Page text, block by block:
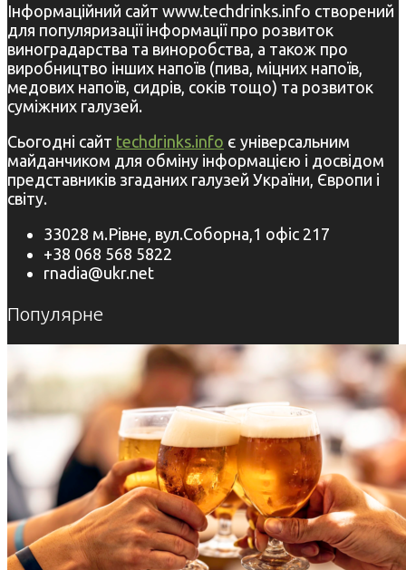
Інформаційний сайт www.techdrinks.info створений
для популяризації інформації про розвиток
виноградарства та виноробства, а також про
виробництво інших напоїв (пива, міцних напоїв,
медових напоїв, сидрів, соків тощо) та розвиток
суміжних галузей.
Сьогодні сайт techdrinks.info є універсальним
майданчиком для обміну інформацією і досвідом
представників згаданих галузей України, Європи і
світу.
33028 м.Рівне, вул.Соборна,1 офіс 217
+38 068 568 5822
rnadia@ukr.net
Популярне